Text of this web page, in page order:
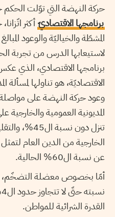
حركة النهضة التي توّلت الحكم
برنامجها الاقتصاديّ أكثر
المشطّة والخياليّة والوعود
لاستيعابها الدرس من تجربة
برنامجها الاقتصادي، الذي
الاقتصاديّة، هو تناولها
وعود حركة النهضة على
المديونية العمومية والخارجية
تنزل دون نسبة
عن نسبة ال60% الحالية.
أمّا بخصوص معضلة التضخّم،
القدرة الشرائية للمواطن.